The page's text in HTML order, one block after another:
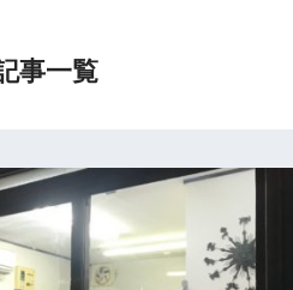
事一覧